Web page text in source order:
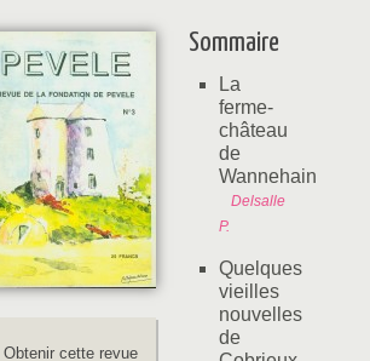
Obtenir cette revue
Sommaire
La
ferme-
château
de
Wannehain
Delsalle
P.
Quelques
vieilles
nouvelles
de